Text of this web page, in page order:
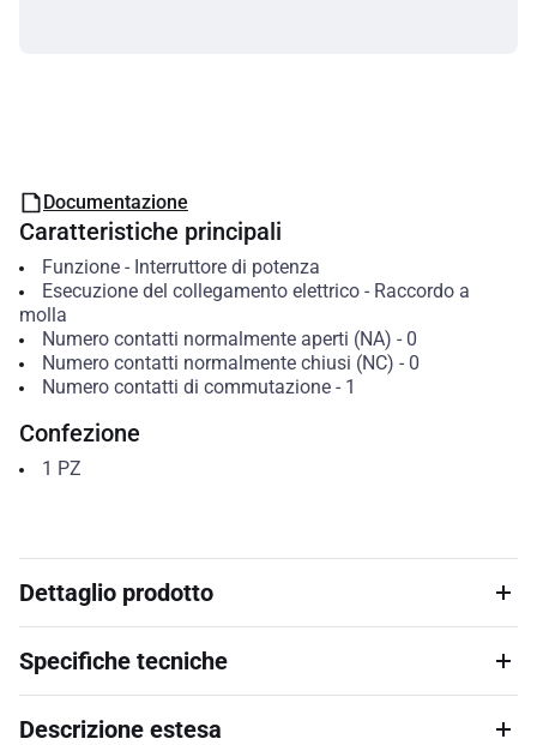
Documentazione
Caratteristiche principali
Funzione- Interruttore di potenza
Esecuzione del collegamento elettrico- Raccordo a
molla
Numero contatti normalmente aperti (NA) - 0
Numero contatti normalmente chiusi (NC) - 0
Numero contatti di commutazione- 1
Confezione
1 PZ
Dettaglio prodotto
Specifiche tecniche
Descrizione estesa